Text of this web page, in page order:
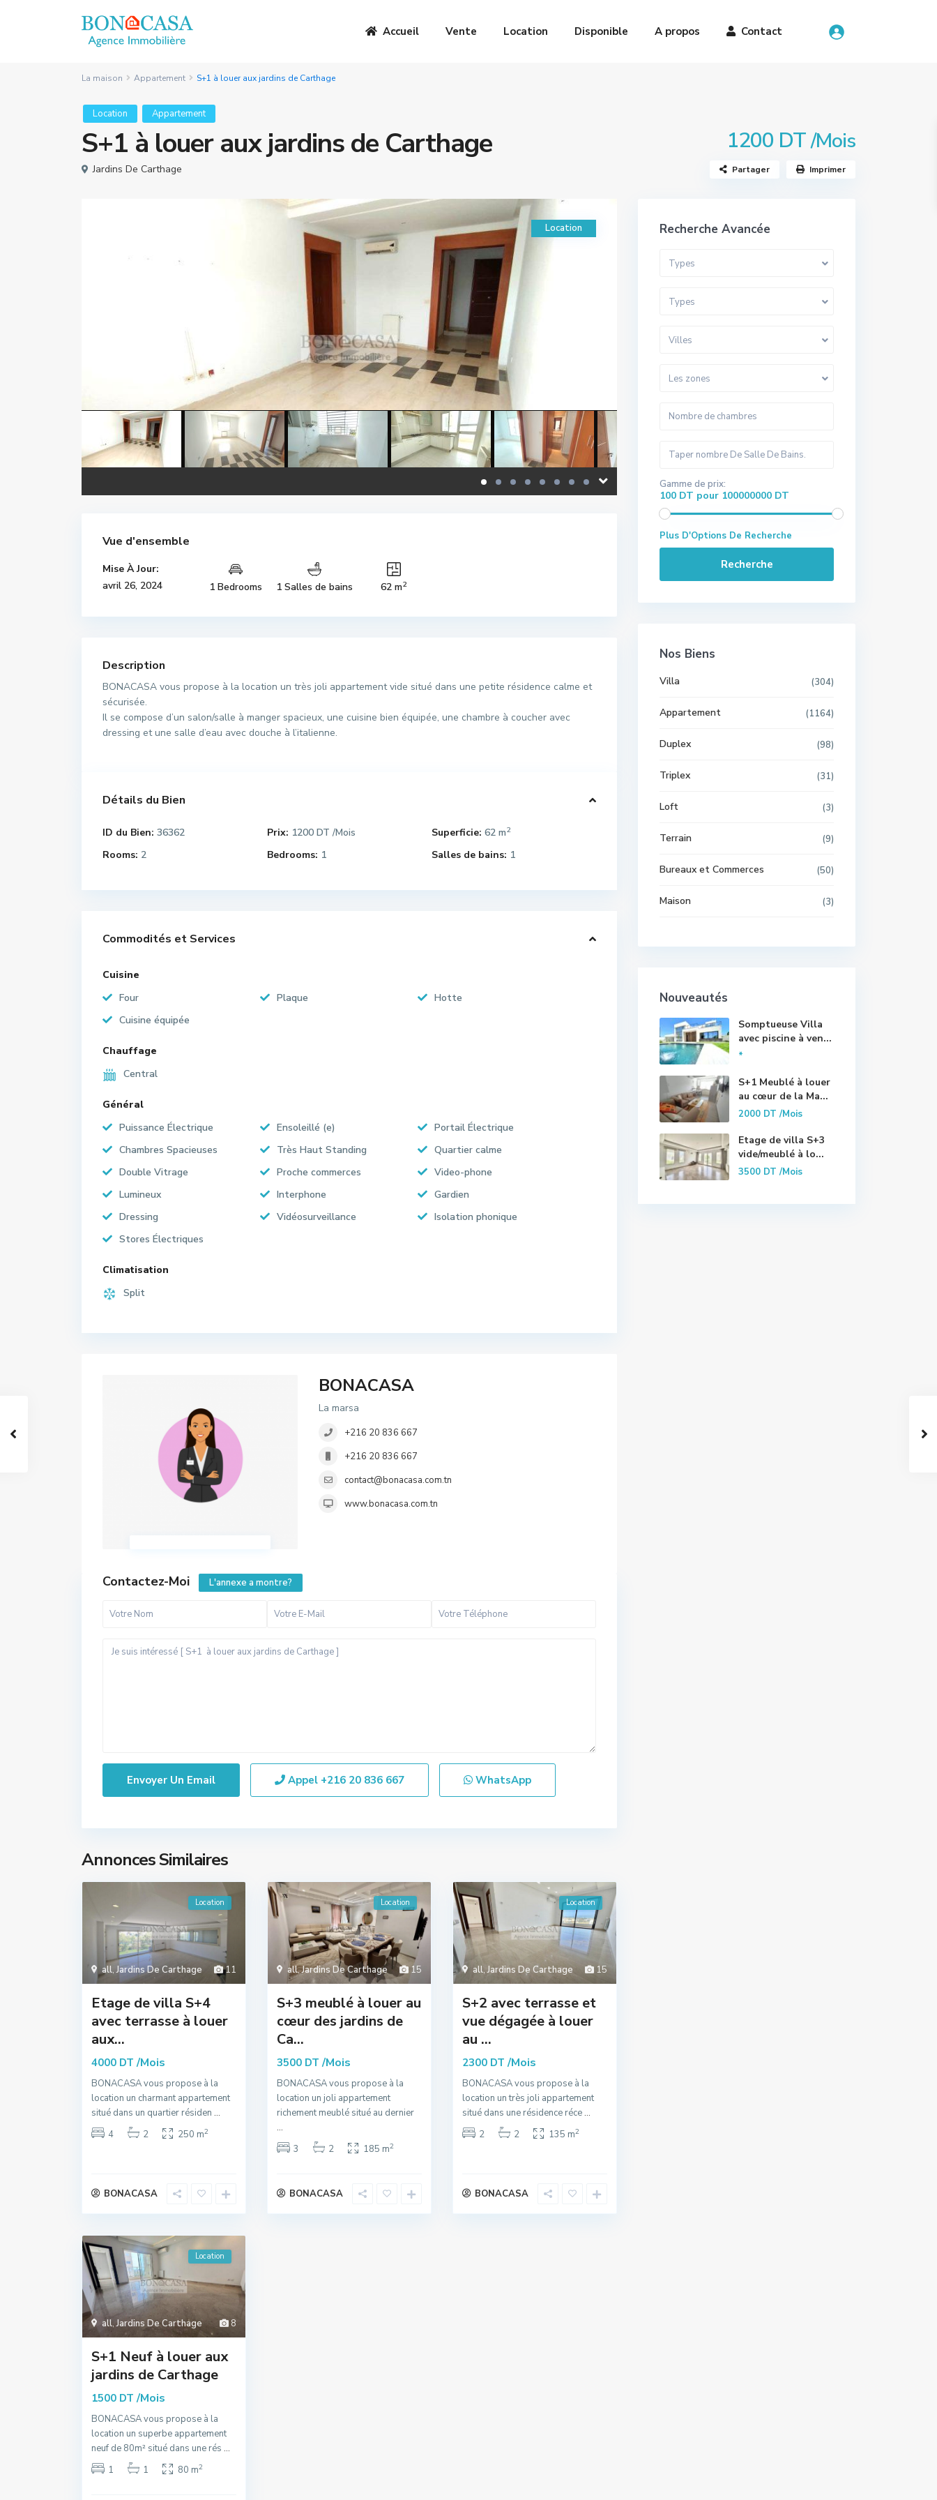
Accueil Vente Location Disponible A propos Contact
La maison Appartement S+1 à louer aux jardins de Carthage
Location Appartement
S+1 à louer aux jardins de Carthage 1200 DT/Mois
Jardins De Carthage Partager Imprimer
Location
Vue d'ensemble
Mise À Jour:
avril 26, 2024
1 Bedrooms 1 Salles de bains 62 m2
Description
BONACASA vous propose à la location un très joli appartement vide situé dans une petite résidence calme et
sécurisée.
Il se compose d’un salon/salle à manger spacieux, une cuisine bien équipée, une chambre à coucher avec
dressing et une salle d’eau avec douche à l’italienne.
Détails du Bien
ID du Bien: 36362 Prix: 1200 DT /Mois Superficie: 62 m2
Rooms: 2 Bedrooms: 1 Salles de bains: 1
Commodités et Services
Cuisine
Four
Plaque
Hotte
Cuisine équipée
Chauffage
Central
Général
Puissance Électrique
Ensoleillé (e)
Portail Électrique
Chambres Spacieuses
Très Haut Standing
Quartier calme
Double Vitrage
Proche commerces
Video-phone
Lumineux
Interphone
Gardien
Dressing
Vidéosurveillance
Isolation phonique
Stores Électriques
Climatisation
Split
BONACASA
La marsa
+216 20 836 667
+216 20 836 667
contact@bonacasa.com.tn
www.bonacasa.com.tn
Contactez-Moi L'annexe a montre?
Appel +216 20 836 667 WhatsApp
Annonces Similaires
11
all,Jardins De Carthage
Location
Etage de villa S+4
avec terrasse à louer
aux...
4000 DT/Mois
BONACASA vous propose à la
location un charmant appartement
situé dans un quartier résiden ...
4
2 250 m2
BONACASA
15
all,Jardins De Carthage
Location
S+3 meublé à louer au
cœur des jardins de
Ca...
3500 DT/Mois
BONACASA vous propose à la
location un joli appartement
richement meublé situé au dernier
...
3
2 185 m2
BONACASA
15
all,Jardins De Carthage
Location
S+2 avec terrasse et
vue dégagée à louer
au ...
2300 DT/Mois
BONACASA vous propose à la
location un très joli appartement
situé dans une résidence réce...
2
2 135 m2
BONACASA
8
all,Jardins De Carthage
Location
S+1 Neuf à louer aux
jardins de Carthage
1500 DT/Mois
BONACASA vous propose à la
location un superbe appartement
neuf de 80m² situé dans une rés ...
1
1 80 m2
Recherche Avancée
Types
Types
Villes
Les zones
Gamme de prix:
100 DT pour 100000000 DT
Plus D'Options De Recherche
Recherche
Nos Biens
Villa (304)
Appartement (1164)
Duplex (98)
Triplex (31)
Loft (3)
Terrain (9)
Bureaux et Commerces (50)
Maison (3)
Nouveautés
Somptueuse Villa
avec piscine à ven...
*
S+1 Meublé à louer
au cœur de la Ma...
2000 DT/Mois
Etage de villa S+3
vide/meublé à lo...
3500 DT/Mois